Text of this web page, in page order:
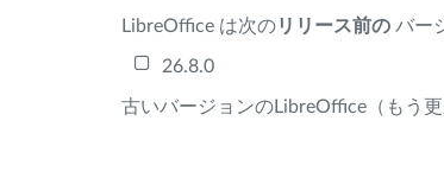
LibreOffice は次のリリース前の バー
26.8.0
古いバージョンのLibreOffice（もう更